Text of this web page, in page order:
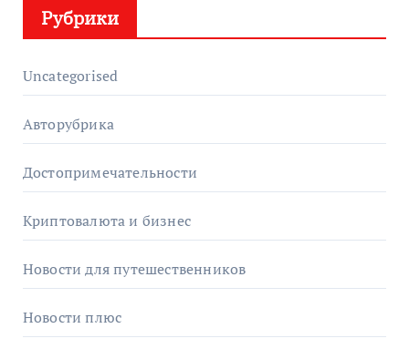
Рубрики
Uncategorised
Авторубрика
Достопримечательности
Криптовалюта и бизнес
Новости для путешественников
Новости плюс